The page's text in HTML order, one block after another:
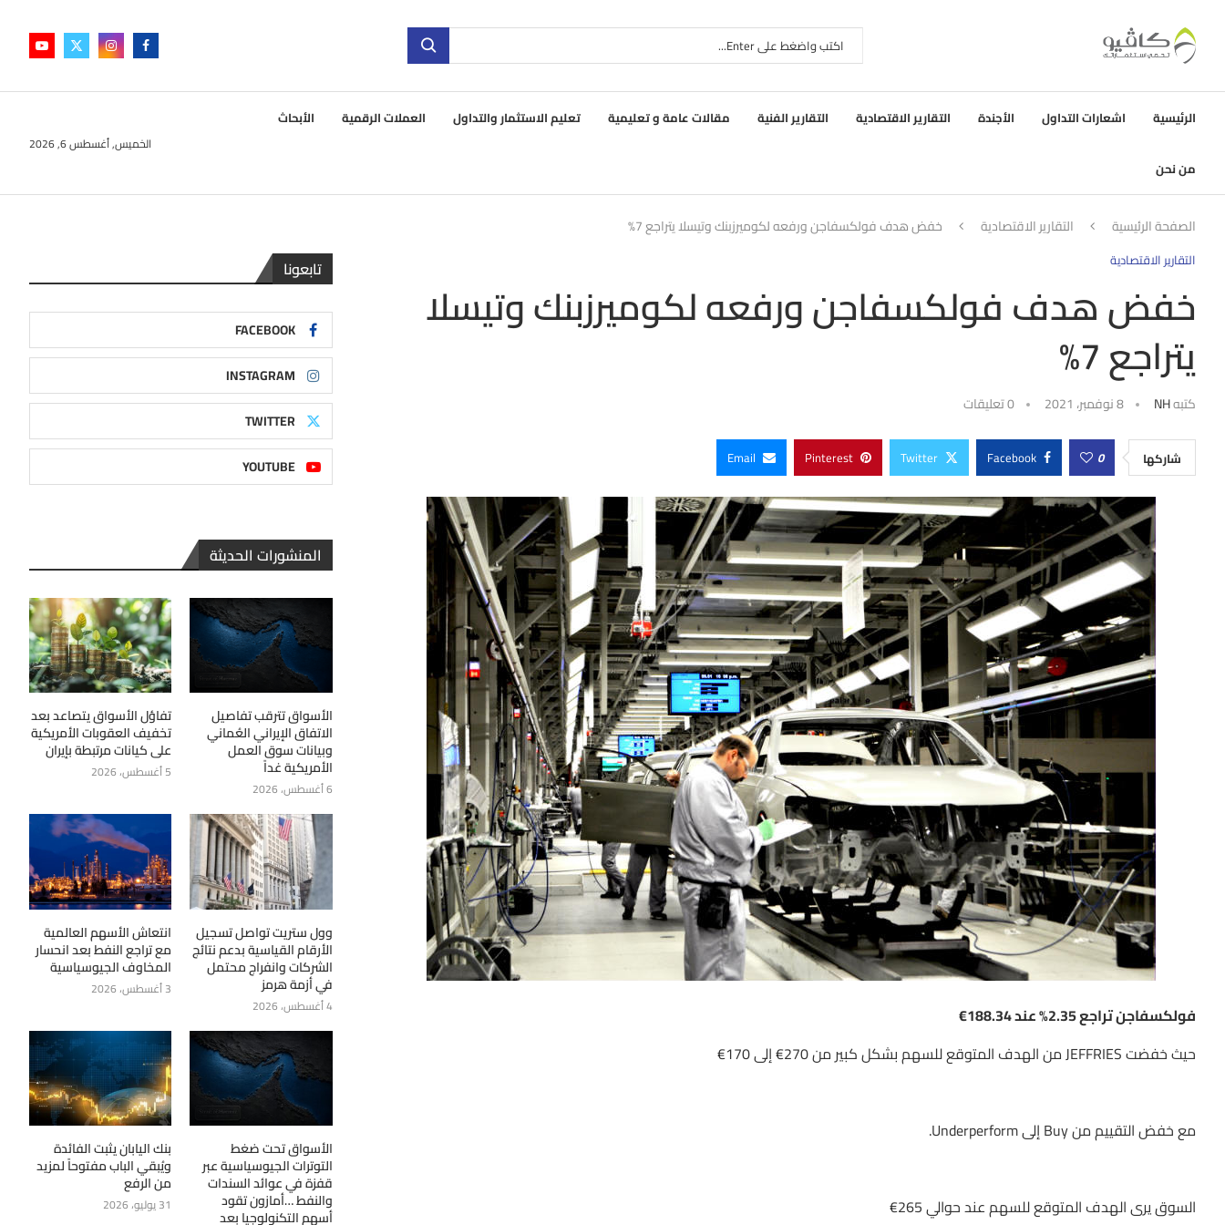
الرئيسية اشعارات التداول الأجندة التقارير الاقتصادية التقارير الفنية مقالات عامة و تعليمية تعليم الاستثمار والتداول العملات الرقمية الأبحاث
من نحن
الخميس, أغسطس 6, 2026
الصفحة الرئيسية التقارير الاقتصادية خفض هدف فولكسفاجن ورفعه لكوميرزبنك وتيسلا يتراجع 7%
التقارير الاقتصادية
خفض هدف فولكسفاجن ورفعه لكوميرزبنك وتيسلا
يتراجع 7%
كتبهNH 8 نوفمبر، 2021 0 تعليقات
شاركها 0
Facebook
Twitter
Pinterest
Email
فولكسفاجن تراجع 2.35% عند 188.34€
حيث خفضت JEFFRIES من الهدف المتوقع للسهم بشكل كبير من 270€ إلى 170€
مع خفض التقييم من Buy إلى Underperform.
السوق يرى الهدف المتوقع للسهم عند حوالي 265€
تابعونا
FACEBOOK
INSTAGRAM
TWITTER
YOUTUBE
المنشورات الحديثة
الأسواق تترقب تفاصيل
الاتفاق الإيراني العُماني
وبيانات سوق العمل
الأمريكية غداً
6 أغسطس، 2026
تفاؤل الأسواق يتصاعد بعد
تخفيف العقوبات الأمريكية
على كيانات مرتبطة بإيران
5 أغسطس، 2026
وول ستريت تواصل تسجيل
الأرقام القياسية بدعم نتائج
الشركات وانفراج محتمل
في أزمة هرمز
4 أغسطس، 2026
انتعاش الأسهم العالمية
مع تراجع النفط بعد انحسار
المخاوف الجيوسياسية
3 أغسطس، 2026
الأسواق تحت ضغط
التوترات الجيوسياسية عبر
قفزة في عوائد السندات
والنفط …أمازون تقود
أسهم التكنولوجيا بعد
بنك اليابان يثبت الفائدة
ويُبقي الباب مفتوحاً لمزيد
من الرفع
31 يوليو، 2026